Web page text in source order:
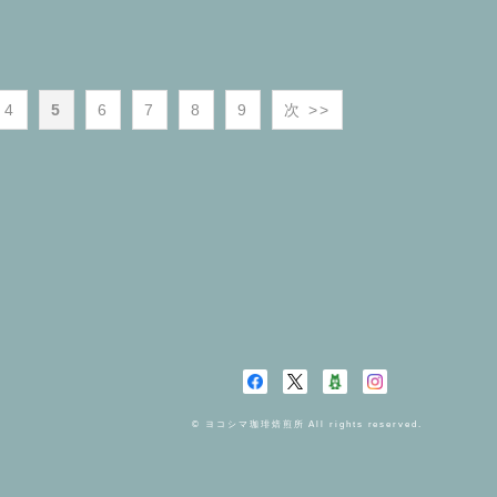
4 5 6 7 8 9 次 >>
© ヨコシマ珈琲焙煎所 All rights reserved.